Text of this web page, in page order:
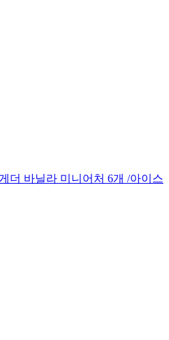
더 바닐라 미니어처 6개 /아이스